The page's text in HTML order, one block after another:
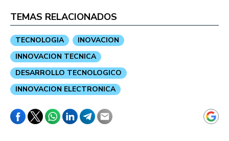
TEMAS RELACIONADOS
TECNOLOGIA
INOVACION
INNOVACION TECNICA
DESARROLLO TECNOLOGICO
INNOVACION ELECTRONICA